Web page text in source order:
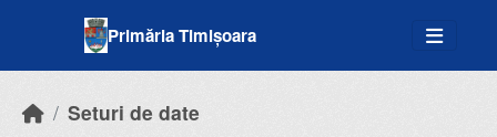
Primăria Timișoara
Seturi de date